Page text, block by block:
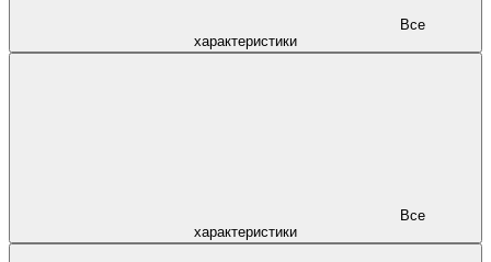
характеристики
характеристики